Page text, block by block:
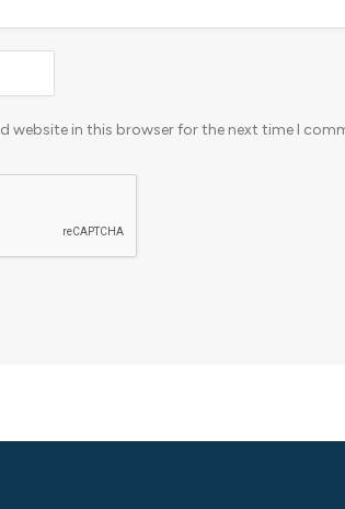
website in this browser for the next time I